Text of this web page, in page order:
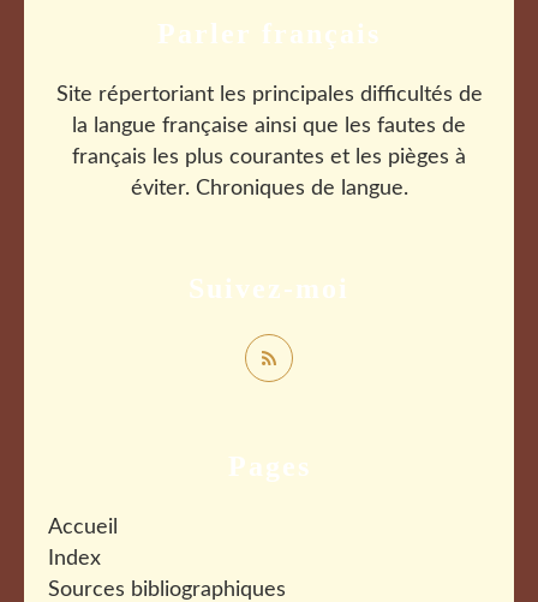
Pages
Accueil
Index
Sources bibliographiques
Suivez-moi
Parler français
Site répertoriant les principales difficultés de
la langue française ainsi que les fautes de
français les plus courantes et les pièges à
éviter. Chroniques de langue.